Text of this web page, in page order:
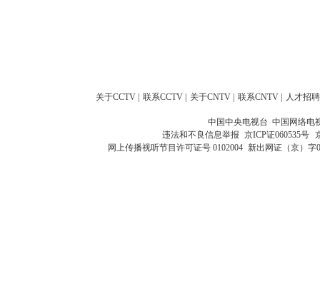
关于CCTV 联系CCTV 关于CNTV 联系CNTV 人才招聘
中国中央电视台 中国网络电
违法和不良信息举报 京ICP证060535号
网上传播视听节目许可证号 0102004 新出网证（京）